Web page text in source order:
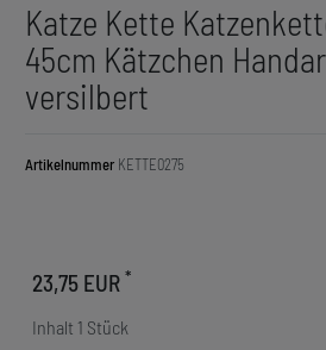
Katze Kette
45cm Kätzchen
versilbert
Artikelnummer KETTE0275
23,75 EUR *
Inhalt 1 Stück